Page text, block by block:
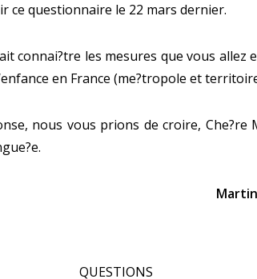
ce questionnaire le 22 mars dernier.
connai?tre les mesures que vous
en France (me?tropole et
nous vous prions de croire, Che?re